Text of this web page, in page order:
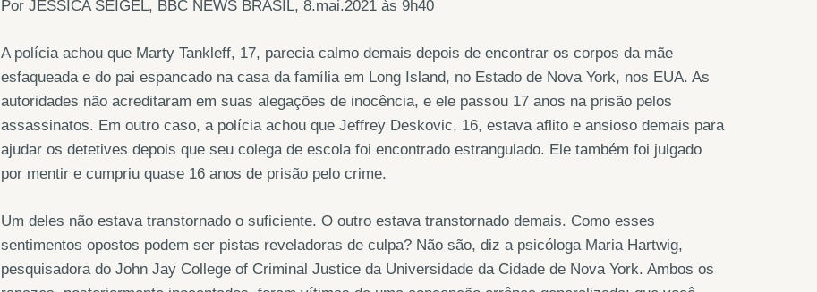
Por JESSICA SEIGEL, BBC NEWS BRASIL, 8.mai.2021 às 9h40
A polícia achou que Marty Tankleff, 17, parecia calmo demais depois de encontrar os corpos da mãe
esfaqueada e do pai espancado na casa da família em Long Island, no Estado de Nova York, nos EUA. As
autoridades não acreditaram em suas alegações de inocência, e ele passou 17 anos na prisão pelos
assassinatos. Em outro caso, a polícia achou que Jeffrey Deskovic, 16, estava aflito e ansioso demais para
ajudar os detetives depois que seu colega de escola foi encontrado estrangulado. Ele também foi julgado
por mentir e cumpriu quase 16 anos de prisão pelo crime.
Um deles não estava transtornado o suficiente. O outro estava transtornado demais. Como esses
sentimentos opostos podem ser pistas reveladoras de culpa? Não são, diz a psicóloga Maria Hartwig,
pesquisadora do John Jay College of Criminal Justice da Universidade da Cidade de Nova York. Ambos os